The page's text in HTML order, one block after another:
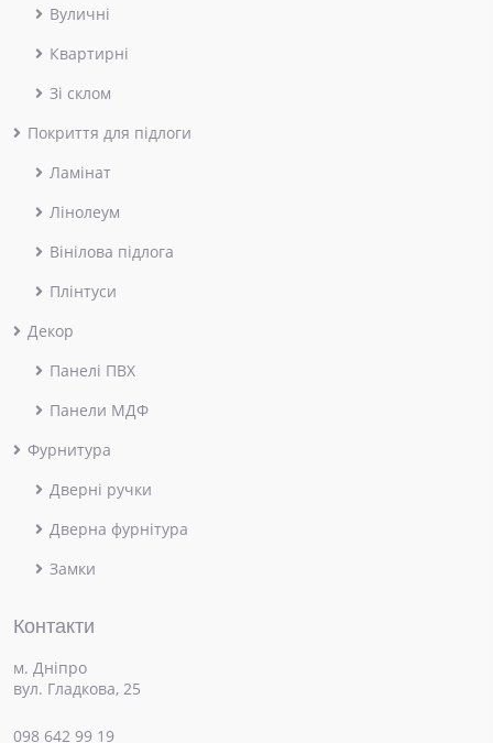
Вуличні
Квартирні
Зі склом
Покриття для підлоги
Ламінат
Лінолеум
Вінілова підлога
Плінтуси
Декор
Панелі ПВХ
Панели МДФ
Фурнитура
Дверні ручки
Дверна фурнітура
Замки
Контакти
м. Дніпро
вул. Гладкова, 25
098 642 99 19